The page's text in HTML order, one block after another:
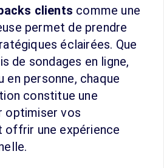
clients comme une
permet de prendre
éclairées. Que
de sondages en ligne,
en personne, chaque
constitue une
optimiser vos
offrir une expérience